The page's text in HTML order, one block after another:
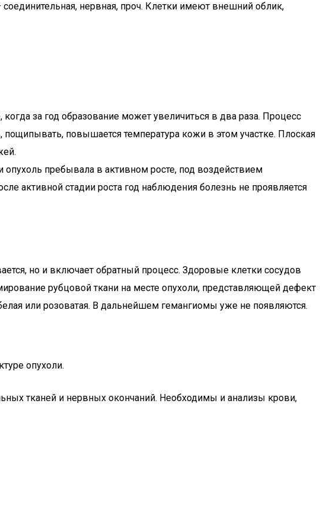
соединительная, нервная, проч. Клетки имеют внешний облик,
за год образование может увеличиться в два раза. Процесс
повышается температура кожи в этом участке. Плоская
опухоль пребывала в активном росте, под воздействием
активной стадии роста год наблюдения болезнь не проявляется
но и включает обратный процесс. Здоровые клетки сосудов
рубцовой ткани на месте опухоли, представляющей дефект
или розоватая. В дальнейшем гемангиомы уже не появляются.
опухоли.
тканей и нервных окончаний. Необходимы и анализы крови,